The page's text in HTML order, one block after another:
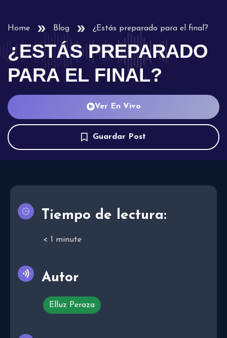
Home Blog ¿Estás preparado para el final?
¿ESTÁS PREPARADO
PARA EL FINAL?
Ver En Vivo
Guardar Post
Tiempo de lectura:
< 1 minute
Autor
Elluz Peraza